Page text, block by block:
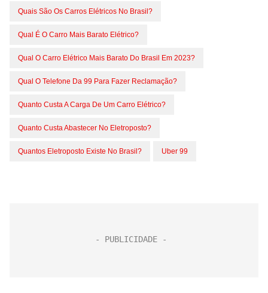
Quais São Os Carros Elétricos No Brasil?
Qual É O Carro Mais Barato Elétrico?
Qual O Carro Elétrico Mais Barato Do Brasil Em 2023?
Qual O Telefone Da 99 Para Fazer Reclamação?
Quanto Custa A Carga De Um Carro Elétrico?
Quanto Custa Abastecer No Eletroposto?
Quantos Eletroposto Existe No Brasil? Uber 99